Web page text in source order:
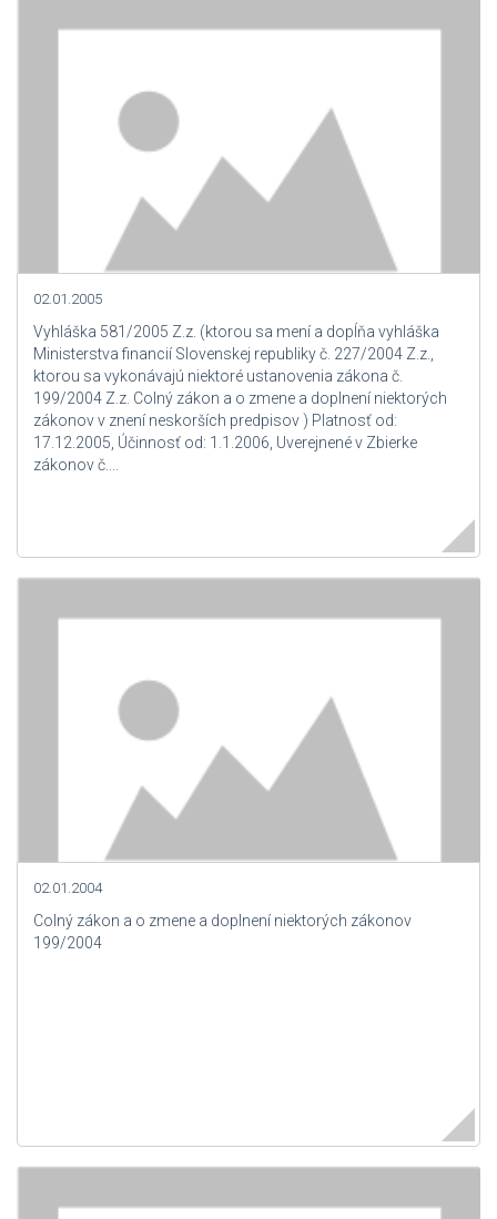
02.01.2005
Vyhláška 581/2005 Z.z. (ktorou sa mení a dopĺňa vyhláška
Ministerstva financií Slovenskej republiky č. 227/2004 Z.z.,
ktorou sa vykonávajú niektoré ustanovenia zákona č.
199/2004 Z.z. Colný zákon a o zmene a doplnení niektorých
zákonov v znení neskorších predpisov ) Platnosť od:
17.12.2005, Účinnosť od: 1.1.2006, Uverejnené v Zbierke
zákonov č....
02.01.2004
Colný zákon a o zmene a doplnení niektorých zákonov
199/2004